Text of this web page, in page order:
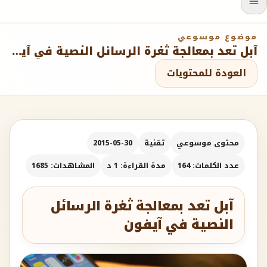
موضوع موسوعي
آبل تعد بمعالجة ثغرة الرسائل النصية في آيفون
العودة للمحتويات
محتوى موسوعي تقنية
2015-05-30
عدد الكلمات: 164
مدة القراءة: 1 د المشاهدات: 1685
آبل تعد بمعالجة ثغرة الرسائل
النصية في آيفون